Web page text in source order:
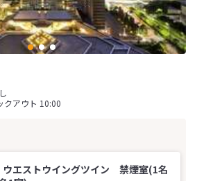
アウト 10:00
エストウイングツイン 禁煙室(1名